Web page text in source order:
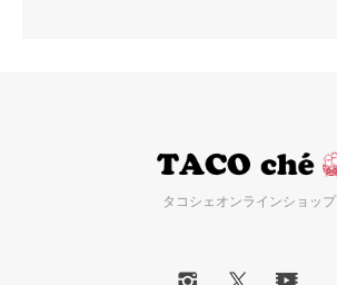
タコシェオンラインショップ